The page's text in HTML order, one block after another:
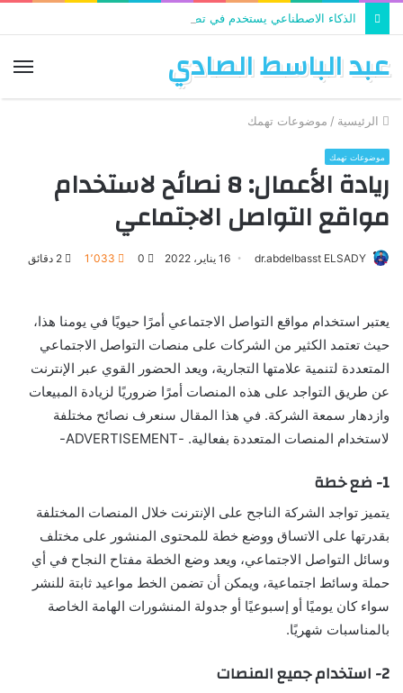
الذكاء الاصطناعي يستخدم في تطوير التعليم
عبد الباسط الصادي
الرئيسية / موضوعات تهمك
موضوعات تهمك
ريادة الأعمال: 8 نصائح لاستخدام
مواقع التواصل الاجتماعي
dr.abdelbasst ELSADY 16 يناير، 2022 0 1٬033
يعتبر استخدام مواقع التواصل الاجتماعي أمرًا حيويًا في يومنا هذا،
حيث تعتمد الكثير من الشركات على منصات التواصل الاجتماعي
المتعددة لتنمية علامتها التجارية، ويعد الحضور القوي عبر الإنترنت
عن طريق التواجد على هذه المنصات أمرًا ضروريًا لزيادة المبيعات
وازدهار سمعة الشركة. في هذا المقال سنعرف نصائح مختلفة
لاستخدام المنصات المتعددة بفعالية. -ADVERTISEMENT-
1- ضع خطة
يتميز تواجد الشركة الناجح على الإنترنت خلال المنصات المختلفة
بقدرتها على الاتساق ووضع خطة للمحتوى المنشور على مختلف
وسائل التواصل الاجتماعي، ويعد وضع الخطة مفتاح النجاح في أي
حملة وسائط اجتماعية، ويمكن أن تضمن الخط مواعيد ثابتة للنشر
سواء كان يوميًا أو إسبوعيًا أو جدولة المنشورات الهامة الخاصة
بالمناسبات شهريًا.
2- استخدام جميع المنصات